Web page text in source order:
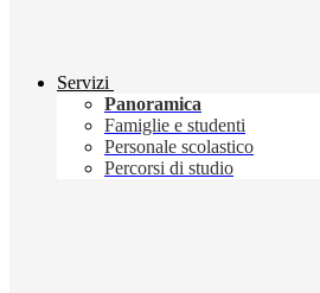
Servizi
Panoramica
Famiglie e studenti
Personale scolastico
Percorsi di studio